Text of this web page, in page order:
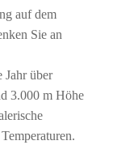
auf dem
Sie an
Jahr über
3.000 m Höhe